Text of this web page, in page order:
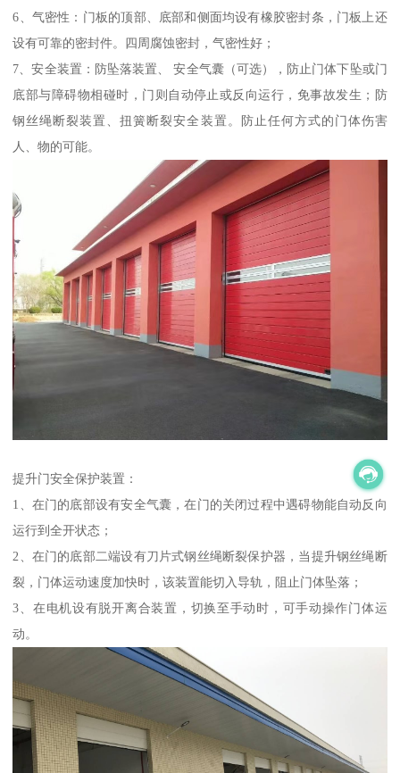
6、气密性：门板的顶部、底部和侧面均设有橡胶密封条，门板上还
设有可靠的密封件。四周腐蚀密封，气密性好；
7、安全装置：防坠落装置、 安全气囊（可选），防止门体下坠或门
底部与障碍物相碰时，门则自动停止或反向运行，免事故发生；防
钢丝绳断裂装置、扭簧断裂安全装置。防止任何方式的门体伤害
人、物的可能。
提升门安全保护装置：
1、在门的底部设有安全气囊，在门的关闭过程中遇碍物能自动反向
运行到全开状态；
2、在门的底部二端设有刀片式钢丝绳断裂保护器，当提升钢丝绳断
裂，门体运动速度加快时，该装置能切入导轨，阻止门体坠落；
3、在电机设有脱开离合装置，切换至手动时，可手动操作门体运
动。